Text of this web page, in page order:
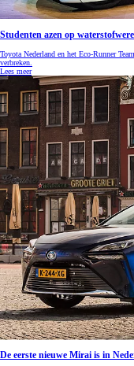
Studenten azen op
Toyota Nederland en het Eco-Runner
verbreken.
Lees meer
De eerste nieuwe Mirai is in